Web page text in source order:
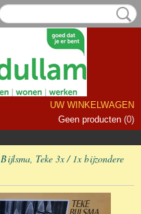
UW WINKELWAGEN
Geen producten (0)
Bijlsma, Teke 3x / 1x bijzondere